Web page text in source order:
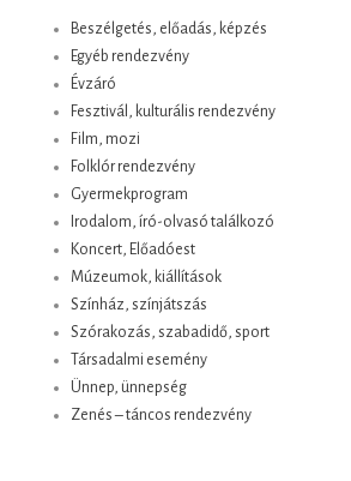
Beszélgetés, előadás, képzés
Egyéb rendezvény
Évzáró
Fesztivál, kulturális rendezvény
Film, mozi
Folklór rendezvény
Gyermekprogram
Irodalom, író-olvasó találkozó
Koncert, Előadóest
Múzeumok, kiállítások
Színház, színjátszás
Szórakozás, szabadidő, sport
Társadalmi esemény
Ünnep, ünnepség
Zenés – táncos rendezvény